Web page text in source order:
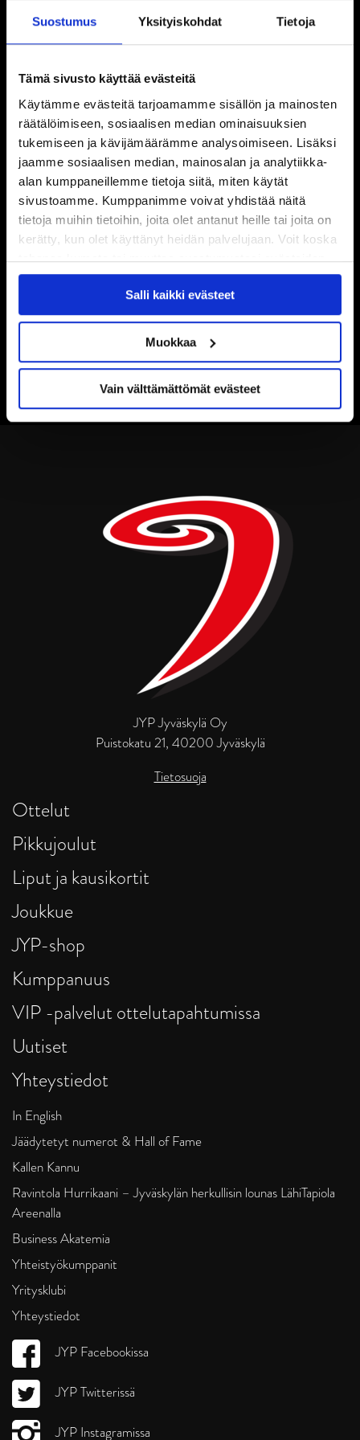
Suostumus Yksityiskohdat Tietoja
Tämä sivusto käyttää evästeitä
Käytämme evästeitä tarjoamamme sisällön ja mainosten
räätälöimiseen, sosiaalisen median ominaisuuksien
tukemiseen ja kävijämäärämme analysoimiseen. Lisäksi
jaamme sosiaalisen median, mainosalan ja analytiikka-
alan kumppaneillemme tietoja siitä, miten käytät
sivustoamme. Kumppanimme voivat yhdistää näitä
tietoja muihin tietoihin, joita olet antanut heille tai joita on
kerätty, kun olet käyttänyt heidän palvelujaan. Voit koska
tahansa kumota tai muuttaa suostumustasi evästeiden
käytöstäEvästeet-sivultamme.
Salli kaikki evästeet
Muokkaa
Vain välttämättömät evästeet
JYP Jyväskylä Oy
Puistokatu 21, 40200 Jyväskylä
Tietosuoja
Ottelut
Pikkujoulut
Liput ja kausikortit
Joukkue
JYP-shop
Kumppanuus
VIP -palvelut ottelutapahtumissa
Uutiset
Yhteystiedot
In English
Jäädytetyt numerot & Hall of Fame
Kallen Kannu
Ravintola Hurrikaani – Jyväskylän herkullisin lounas LähiTapiola
Areenalla
Business Akatemia
Yhteistyökumppanit
Yritysklubi
Yhteystiedot
JYP Facebookissa
JYP Twitterissä
JYP Instagramissa